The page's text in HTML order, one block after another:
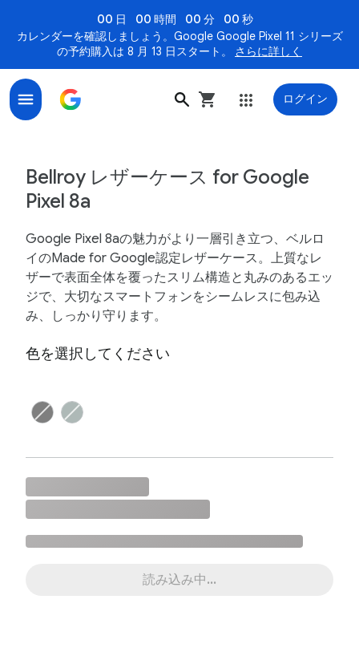
00 日 00 時間 00 分
00 秒
カレンダーを確認しましょう。Google Google Pixel 11 シリーズ
の予約購入は 8 月 13 日スタート。
さらに詳しく
ログイン
Bellroy レザーケース for Google
Pixel 8a
Google Pixel 8aの魅力がより一層引き立つ、ベルロ
イのMade for Google認定レザーケース。上質なレ
ザーで表面全体を覆ったスリム構造と丸みのあるエッ
ジで、大切なスマートフォンをシームレスに包み込
み、しっかり守ります。
色を選択してください
読み込み中...